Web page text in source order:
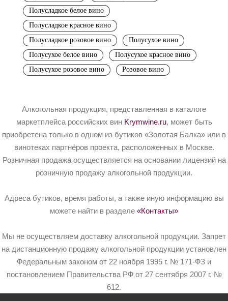
Полусладкое белое вино
Полусладкое красное вино
Полусладкое розовое вино
Полусухое вино
Полусухое белое вино
Полусухое красное вино
Полусухое розовое вино
Розовое вино
Алкогольная продукция, представленная в каталоге
маркетплейса российских вин Krymwine.ru, может быть
приобретена только в одном из бутиков «Золотая Балка» или в
винотеках партнёров проекта, расположенных в Москве.
Розничная продажа осуществляется на основании лицензий на
розничную продажу алкогольной продукции.
Адреса бутиков, время работы, а также иную информацию вы
можете найти в разделе «Контакты»
Мы не осуществляем доставку алкогольной продукции. Запрет
на дистанционную продажу алкогольной продукции установлен
Федеральным законом от 22 ноября 1995 г. № 171-ФЗ и
постановлением Правительства РФ от 27 сентября 2007 г. №
612.